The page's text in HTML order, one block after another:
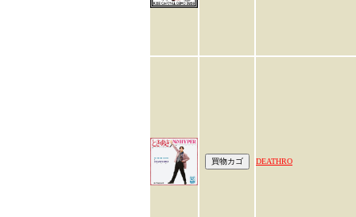
DEATHRO